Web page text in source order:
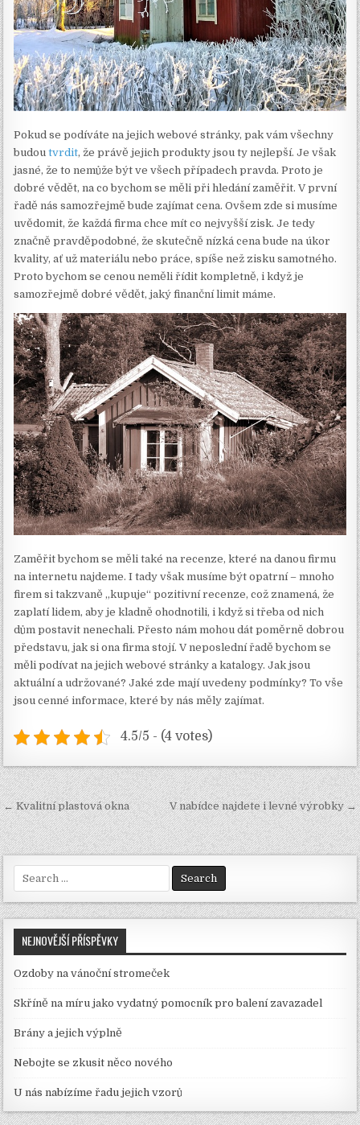
Pokud se podíváte na jejich webové stránky, pak vám všechny
budou tvrdit, že právě jejich produkty jsou ty nejlepší. Je však
jasné, že to nemůže být ve všech případech pravda. Proto je
dobré vědět, na co bychom se měli při hledání zaměřit.V první
řadě nás samozřejmě bude zajímat cena. Ovšem zde si musíme
uvědomit, že každá firma chce mít co nejvyšší zisk. Je tedy
značně pravděpodobné, že skutečně nízká cena bude na úkor
kvality, ať už materiálu nebo práce, spíše než zisku samotného.
Proto bychom se cenou neměli řídit kompletně, i když je
samozřejmě dobré vědět, jaký finanční limit máme.
Zaměřit bychom se měli také na recenze, které na danou firmu
na internetu najdeme. I tady však musíme být opatrní – mnoho
firem si takzvaně „kupuje“ pozitivní recenze, což znamená, že
zaplatí lidem, aby je kladně ohodnotili, i když si třeba od nich
dům postavit nenechali. Přesto nám mohou dát poměrně dobrou
představu, jak si ona firma stojí.V neposlední řadě bychom se
měli podívat na jejich webové stránky a katalogy. Jak jsou
aktuální a udržované? Jaké zde mají uvedeny podmínky? To vše
jsou cenné informace, které by nás měly zajímat.
4.5/5 - (4 votes)
Navigace
pro
příspěvek
← Kvalitní plastová okna V nabídce najdete i levné výrobky →
Search
for:
NEJNOVĚJŠÍ PŘÍSPĚVKY
Ozdoby na vánoční stromeček
Skříně na míru jako vydatný pomocník pro balení zavazadel
Brány a jejich výplně
Nebojte se zkusit něco nového
U nás nabízíme řadu jejich vzorů